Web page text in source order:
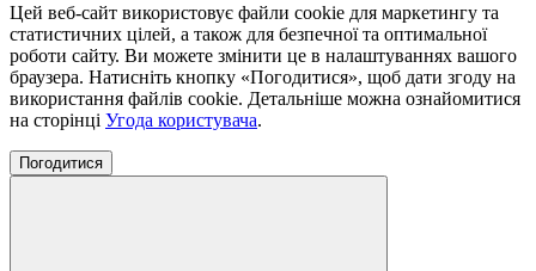
Цей веб-сайт використовує файли cookie для маркетингу та
статистичних цілей, а також для безпечної та оптимальної
роботи сайту. Ви можете змінити це в налаштуваннях вашого
браузера. Натисніть кнопку «Погодитися», щоб дати згоду на
використання файлів cookie. Детальніше можна ознайомитися
на сторінці Угода користувача.
Погодитися